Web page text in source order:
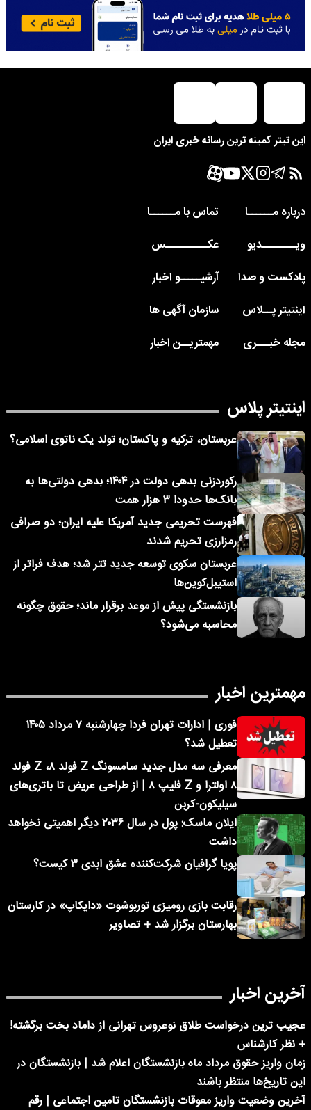
این تیتر کمینه ترین رسانه خبری ایران
درباره مــــــا
تماس با مــــــا
ویــــــــدیو
عکــــــــــس
پادکست و صدا
آرشیـــــو اخبار
اینتیتر پــلاس
سازمان آگهی ها
مجله خبـــری
مهمتریــن اخبار
اینتیتر پلاس
عربستان، ترکیه و پاکستان؛ تولد یک ناتوی اسلامی؟
رکوردزنی بدهی دولت در ۱۴۰۴؛ بدهی دولتی‌ها به
بانک‌ها حدودا ۳ هزار همت
فهرست تحریمی جدید آمریکا علیه ایران؛ دو صرافی
رمزارزی تحریم شدند
عربستان سکوی توسعه جدید تتر شد؛ هدف فراتر از
استیبل‌کوین‌ها
بازنشستگی پیش از موعد برقرار ماند؛ حقوق چگونه
محاسبه می‌شود؟
مهمترین اخبار
فوری | ادارات تهران فردا چهارشنبه ۷ مرداد ۱۴۰۵
تعطیل شد؟
معرفی سه مدل جدید سامسونگ Z فولد ۸، Z فولد
۸ اولترا و Z فلیپ ۸ | از طراحی عریض تا باتری‌های
سیلیکون-کربن
ایلان ماسک: پول در سال ۲۰۳۶ دیگر اهمیتی نخواهد
داشت
پویا گرافیان شرکت‌کننده عشق ابدی ۳ کیست؟
رقابت بازی رومیزی توربوشوت «دایکاپ» در کارستان
بهارستان برگزار شد + تصاویر
آخرین اخبار
عجیب ترین درخواست طلاق نوعروس تهرانی از داماد بخت برگشته!
+ نظر کارشناس
زمان واریز حقوق مرداد ماه بازنشستگان اعلام شد | بازنشستگان در
این تاریخ‌ها منتظر باشند
آخرین وضعیت واریز معوقات بازنشستگان تامین اجتماعی | رقم